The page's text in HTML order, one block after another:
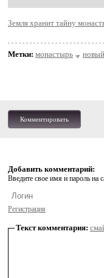
Земля хранит тайну
Метки: монастырь
Комментировать
Добавить комментарий:
Введите свое имя и пароль на
Регистрация
Текст комментария: